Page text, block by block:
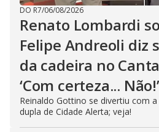
DO R7/06/08/2026
Renato Lombardi
Felipe Andreoli diz
da cadeira no
‘Com certeza... Não!’
Reinaldo Gottino se divertiu com
dupla de Cidade Alerta; veja!